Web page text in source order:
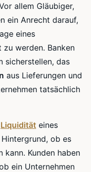
allem Gläubiger,
ein Anrecht darauf,
eines
zu werden. Banken
sicherstellen, das
aus Lieferungen und
tatsächlich
Liquidität eines
ob es
kann. Kunden haben
ein Unternehmen